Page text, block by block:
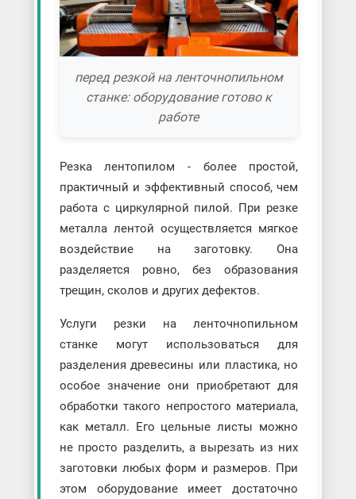
перед резкой на ленточнопильном
станке: оборудование готово к
работе
Резка лентопилом - более простой,
практичный и эффективный способ, чем
работа с циркулярной пилой. При резке
металла лентой осуществляется мягкое
воздействие на заготовку. Она
разделяется ровно, без образования
трещин, сколов и других дефектов.
Услуги резки на ленточнопильном
станке могут использоваться для
разделения древесины или пластика, но
особое значение они приобретают для
обработки такого непростого материала,
как металл. Его цельные листы можно
не просто разделить, а вырезать из них
заготовки любых форм и размеров. При
этом оборудование имеет достаточно